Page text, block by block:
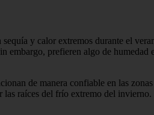
y calor extremos durante el
embargo, prefieren algo de humedad
de manera confiable en las
las raíces del frío extremo del invierno.